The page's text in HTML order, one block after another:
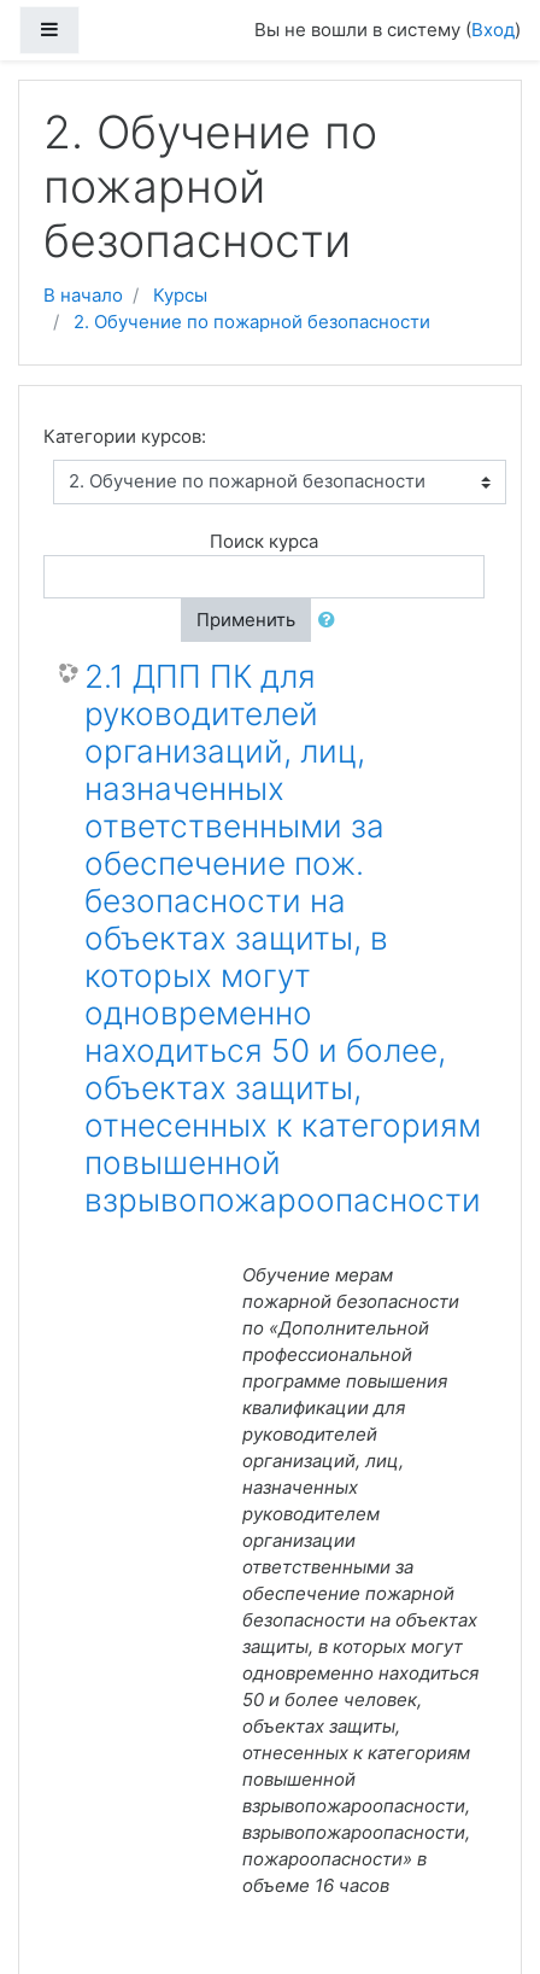
Вы не вошли в систему (Вход)
2. Обучение по
пожарной
безопасности
В начало
Курсы
2. Обучение по пожарной безопасности
Категории курсов:
Поиск курса
Применить
2.1 ДПП ПК для
руководителей
организаций, лиц,
назначенных
ответственными за
обеспечение пож.
безопасности на
объектах защиты, в
которых могут
одновременно
находиться 50 и более,
объектах защиты,
отнесенных к категориям
повышенной
взрывопожароопасности
Обучение мерам
пожарной безопасности
по «Дополнительной
профессиональной
программе повышения
квалификации для
руководителей
организаций, лиц,
назначенных
руководителем
организации
ответственными за
обеспечение пожарной
безопасности на объектах
защиты, в которых могут
одновременно находиться
50 и более человек,
объектах защиты,
отнесенных к категориям
повышенной
взрывопожароопасности,
взрывопожароопасности,
пожароопасности» в
объеме 16 часов